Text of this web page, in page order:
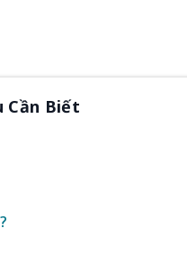
Cần Biết